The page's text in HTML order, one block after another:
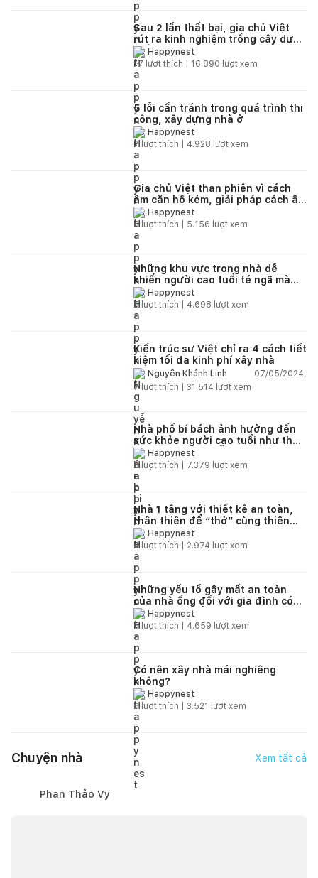
Sau 2 lần thất bại, gia chủ Việt
rút ra kinh nghiệm trồng cây dưới
giếng trời
Happynest
17 lượt thích | 16.890 lượt xem
5 lỗi cần tránh trong quá trình thi
công, xây dựng nhà ở
Happynest
7 lượt thích | 4.928 lượt xem
Gia chủ Việt than phiền vì cách
âm căn hộ kém, giải pháp cách âm
cho căn hộ hiệu quả
Happynest
6 lượt thích | 5.156 lượt xem
Những khu vực trong nhà dễ
khiến người cao tuổi té ngã mà
các gia đình không ngờ tới
Happynest
5 lượt thích | 4.698 lượt xem
Kiến trúc sư Việt chỉ ra 4 cách tiết
kiệm tối đa kinh phí xây nhà
Nguyễn Khánh Linh
07/05/2024,
7lượt thích | 31.514 lượt xem
Nhà phố bí bách ảnh hưởng đến
sức khỏe người cao tuổi như thế
nào? Giải pháp dễ áp dụng và
hiệu quả là gì?
Happynest
6 lượt thích | 7.379 lượt xem
Nhà 1 tầng với thiết kế an toàn,
thân thiện để “thở” cùng thiên
nhiên cả ngày
Happynest
4 lượt thích | 2.974 lượt xem
Những yếu tố gây mất an toàn
của nhà ống đối với gia đình có
người cao tuổi
Happynest
5 lượt thích | 4.659 lượt xem
Có nên xây nhà mái nghiêng
không?
Happynest
6 lượt thích | 3.521 lượt xem
Chuyện nhà Xem tất cả
Phan Thảo Vy